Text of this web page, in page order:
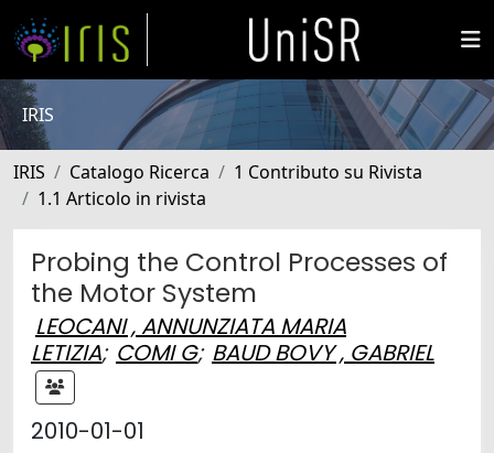
IRIS
IRIS Catalogo Ricerca
1 Contributo su Rivista
1.1 Articolo in rivista
Probing the Control Processes of
the Motor System
LEOCANI , ANNUNZIATA MARIA
LETIZIA; COMI G; BAUD BOVY , GABRIEL
2010-01-01